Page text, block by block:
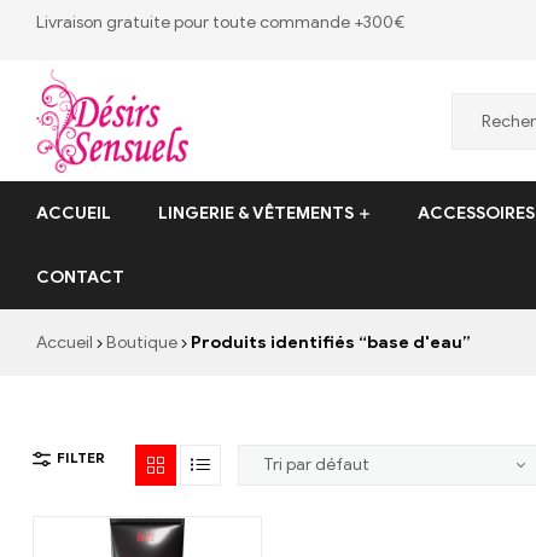
Livraison gratuite pour toute commande +300€
Desirs
Sensuels
Désirs
Sensuels
Victor
ACCUEIL LINGERIE & VÊTEMENTS ACCESSOIRES
CONTACT
Accueil Boutique Produits identifiés “base d'eau”
FILTER